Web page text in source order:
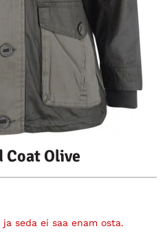
Coat Olive
seda ei saa enam osta.